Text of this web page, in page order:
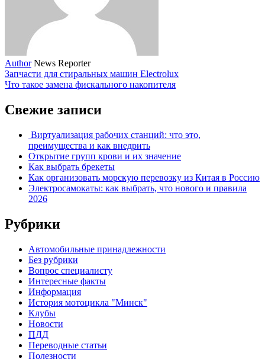
Author News Reporter
Запчасти для стиральных машин Electrolux
Что такое замена фискального накопителя
Свежие записи
Виртуализация рабочих станций: что это,
преимущества и как внедрить
Открытие групп крови и их значение
Как выбрать брекеты
Как организовать морскую перевозку из Китая в Россию
Электросамокаты: как выбрать, что нового и правила
2026
Рубрики
Автомобильные принадлежности
Без рубрики
Вопрос специалисту
Интересные факты
Информация
История мотоцикла "Минск"
Клубы
Новости
ПДД
Переводные статьи
Полезности